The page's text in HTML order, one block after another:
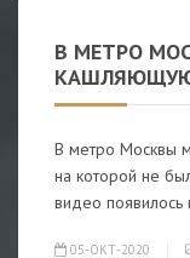
В МЕТРО
В метро Москвы
на которой не
видео появилось
05-ОКТ-2020